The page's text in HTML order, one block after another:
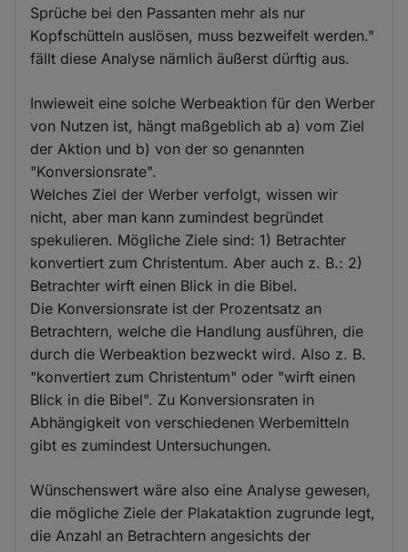
Sprüche bei den Passanten mehr als nur
Kopfschütteln auslösen, muss bezweifelt werden."
fällt diese Analyse nämlich äußerst dürftig aus.
Inwieweit eine solche Werbeaktion für den Werber
von Nutzen ist, hängt maßgeblich ab a) vom Ziel
der Aktion und b) von der so genannten
"Konversionsrate".
Welches Ziel der Werber verfolgt, wissen wir
nicht, aber man kann zumindest begründet
spekulieren. Mögliche Ziele sind: 1) Betrachter
konvertiert zum Christentum. Aber auch z. B.: 2)
Betrachter wirft einen Blick in die Bibel.
Die Konversionsrate ist der Prozentsatz an
Betrachtern, welche die Handlung ausführen, die
durch die Werbeaktion bezweckt wird. Also z. B.
"konvertiert zum Christentum" oder "wirft einen
Blick in die Bibel". Zu Konversionsraten in
Abhängigkeit von verschiedenen Werbemitteln
gibt es zumindest Untersuchungen.
Wünschenswert wäre also eine Analyse gewesen,
die mögliche Ziele der Plakataktion zugrunde legt,
die Anzahl an Betrachtern angesichts der